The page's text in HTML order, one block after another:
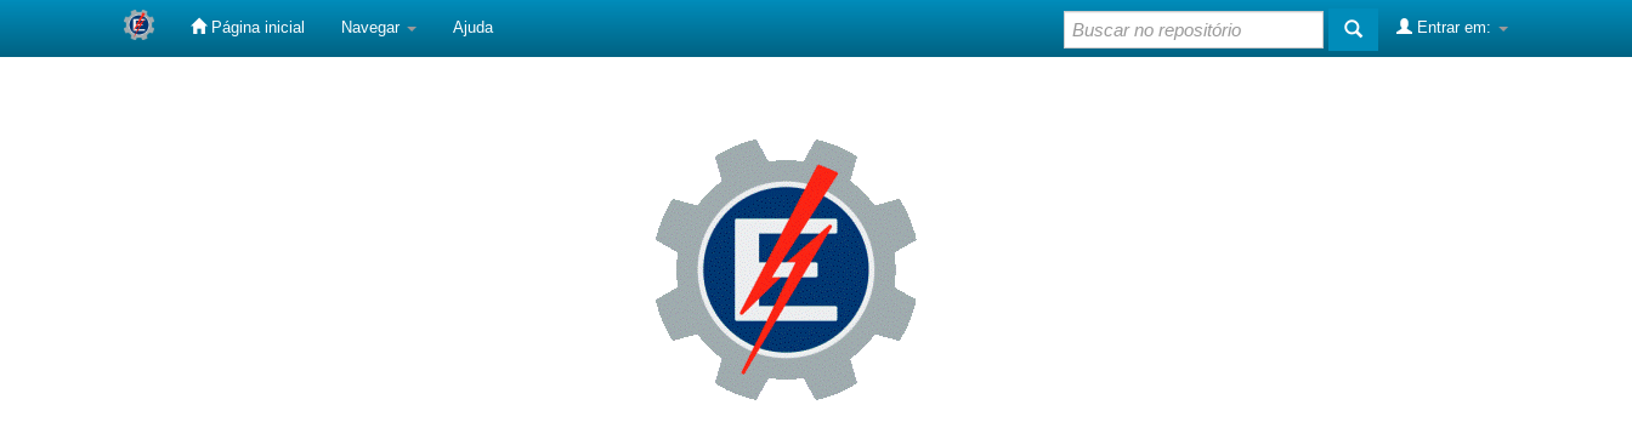
Página inicial Navegar Ajuda Entrar em: